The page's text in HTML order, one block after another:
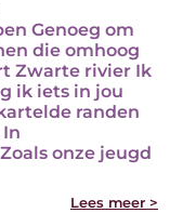
Genoeg om
die omhoog
Zwarte rivier Ik
ik iets in jou
randen
onze jeugd
Lees meer >